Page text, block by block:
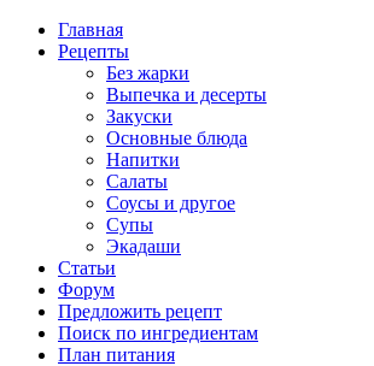
Главная
Рецепты
Без жарки
Выпечка и десерты
Закуски
Основные блюда
Напитки
Салаты
Соусы и другое
Супы
Экадаши
Статьи
Форум
Предложить рецепт
Поиск по ингредиентам
План питания